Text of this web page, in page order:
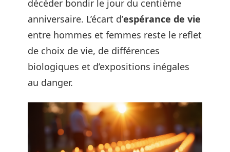
décéder bondir le jour du centième
anniversaire. L’écart d’espérance de vie
entre hommes et femmes reste le reflet
de choix de vie, de différences
biologiques et d’expositions inégales
au danger.